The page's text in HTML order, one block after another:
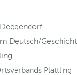
Deutsch/
Plattling